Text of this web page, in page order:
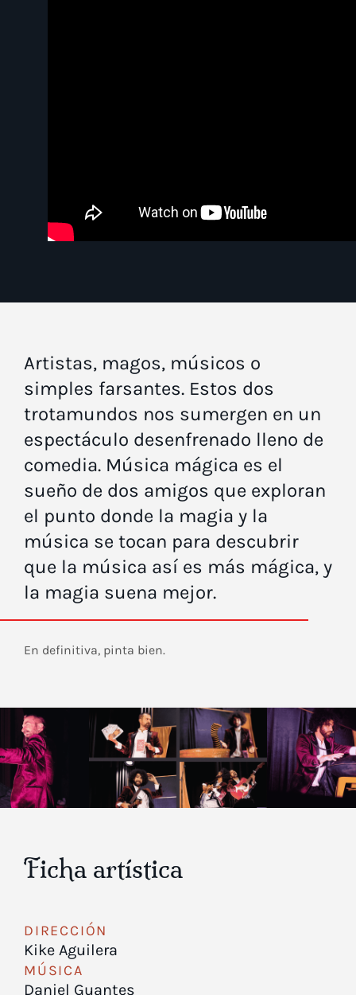
Artistas, magos, músicos o
simples farsantes. Estos dos
trotamundos nos sumergen en un
espectáculo desenfrenado lleno de
comedia. Música mágica es el
sueño de dos amigos que exploran
el punto donde la magia y la
música se tocan para descubrir
que la música así es más mágica, y
la magia suena mejor.
En definitiva, pinta bien.
Ficha artística
DIRECCIÓN
Kike Aguilera
MÚSICA
Daniel Guantes